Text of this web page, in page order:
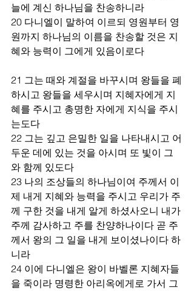
늘에 계신 하나님을 찬송하니라
20 다니엘이 말하여 이르되 영원부터 영
원까지 하나님의 이름을 찬송할 것은 지
혜와 능력이 그에게 있음이로다
21 그는 때와 계절을 바꾸시며 왕들을 폐
하시고 왕들을 세우시며 지혜자에게 지
혜를 주시고 총명한 자에게 지식을 주시
는도다
22 그는 깊고 은밀한 일을 나타내시고 어
두운 데에 있는 것을 아시며 또 빛이 그
와 함께 있도다
23 나의 조상들의 하나님이여 주께서 이
제 내게 지혜와 능력을 주시고 우리가 주
께 구한 것을 내게 알게 하셨사오니 내가
주께 감사하고 주를 찬양하나이다 곧 주
께서 왕의 그 일을 내게 보이셨나이다 하
니라
24 이에 다니엘은 왕이 바벨론 지혜자들
을 죽이라 명령한 아리옥에게로 가서 그